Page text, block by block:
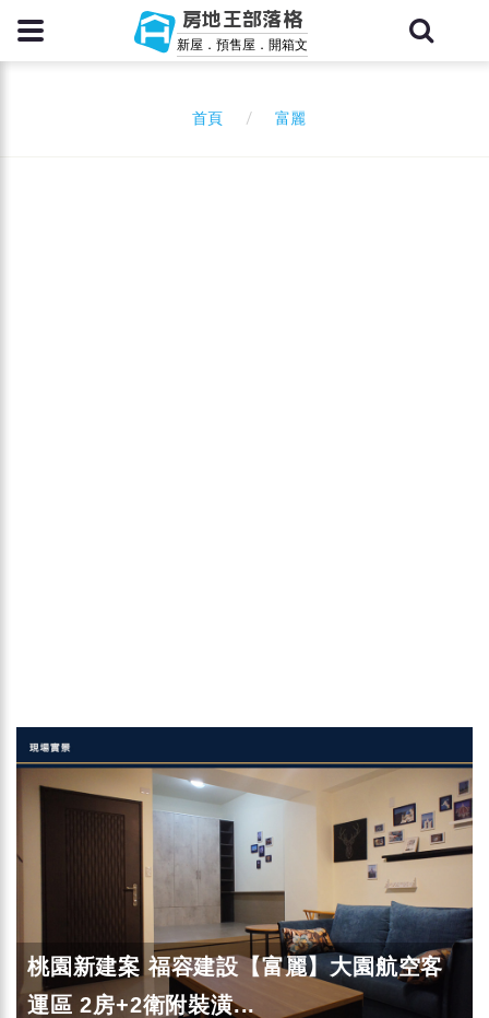
房地王部落格
新屋．預售屋．開箱文
首頁 富麗
桃園新建案 福容建設【富麗】大園航空客
運區 2房+2衛附裝潢...